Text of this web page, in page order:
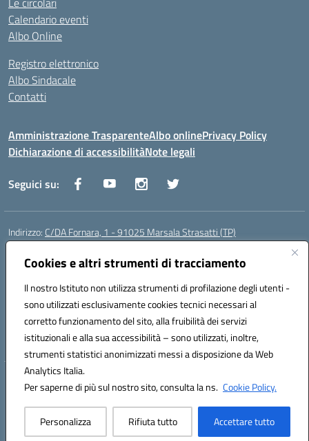
Cookies e altri strumenti di tracciamento
Il nostro Istituto non utilizza strumenti di profilazione degli utenti -
sono utilizzati esclusivamente cookies tecnici necessari al
corretto funzionamento del sito, alla fruibilità dei servizi
istituzionali e alla sua accessibilità – sono utilizzati, inoltre,
strumenti statistici anonimizzati messi a disposizione da Web
Analytics Italia.
Per saperne di più sul nostro sito, consulta la ns. Cookie Policy.
Personalizza Rifiuta tutto Accettare tutto
Calendario eventi
Albo Online
Registro elettronico
Albo Sindacale
Contatti
Amministrazione TrasparenteAlbo onlinePrivacy Policy
Dichiarazione di accessibilitàNote legali
Seguici su:
Indirizzo: C/DA Fornara, 1 - 91025 Marsala Strasatti (TP)
Centralino:
Posta elettronica certificata (PEC):tpic81600v@pec.istruzione.it
Codice fiscale: 82006360810
Codice meccanografico:TPIC81600V
Codice Indice delle Pubbliche Amministrazioni (IPA): istsc_tpic81600v
Codice unico di fatturazione (CUF): UFODYY
Hosting & Powered by 3D Solution S.r.l.
Concept & Design by Designers Italia